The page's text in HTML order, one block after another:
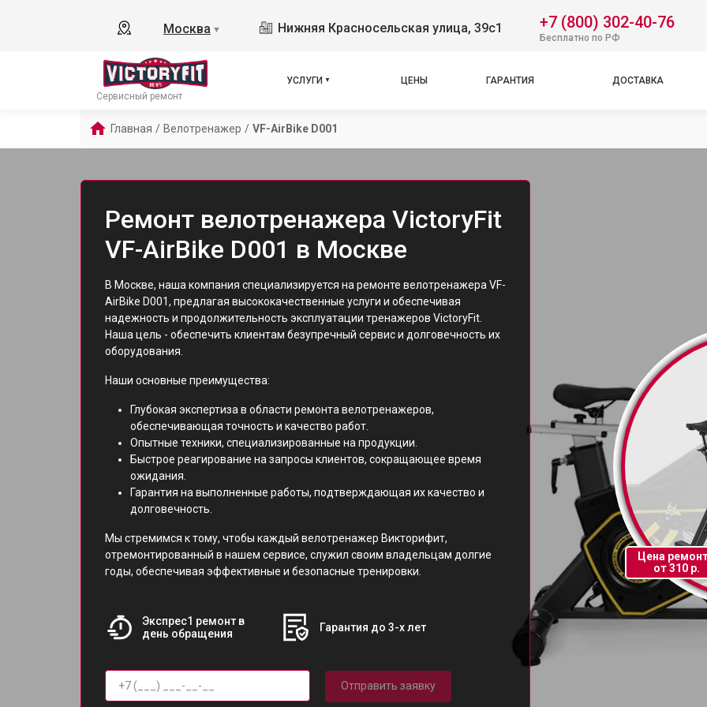
Москва ▼ Нижняя Красносельская улица, 39с1 +7 (800) 302-40-76
Бесплатно по РФ
Сервисный ремонт
УСЛУГИ ЦЕНЫ ГАРАНТИЯ ДОСТАВКА
Главная / Велотренажер / VF-AirBike D001
Ремонт велотренажера VictoryFit
VF-AirBike D001 в Москве
В Москве, наша компания специализируется на ремонте велотренажера VF-
AirBike D001, предлагая высококачественные услуги и обеспечивая
надежность и продолжительность эксплуатации тренажеров VictoryFit.
Наша цель - обеспечить клиентам безупречный сервис и долговечность их
оборудования.
Наши основные преимущества:
Глубокая экспертиза в области ремонта велотренажеров,
обеспечивающая точность и качество работ.
Опытные техники, специализированные на продукции.
Быстрое реагирование на запросы клиентов, сокращающее время
ожидания.
Гарантия на выполненные работы, подтверждающая их качество и
долговечность.
Мы стремимся к тому, чтобы каждый велотренажер Викторифит,
отремонтированный в нашем сервисе, служил своим владельцам долгие
годы, обеспечивая эффективные и безопасные тренировки.
Экспрес1 ремонт в
день обращения
Гарантия до 3-х лет
Отправить заявку
Цена
от 310 р.